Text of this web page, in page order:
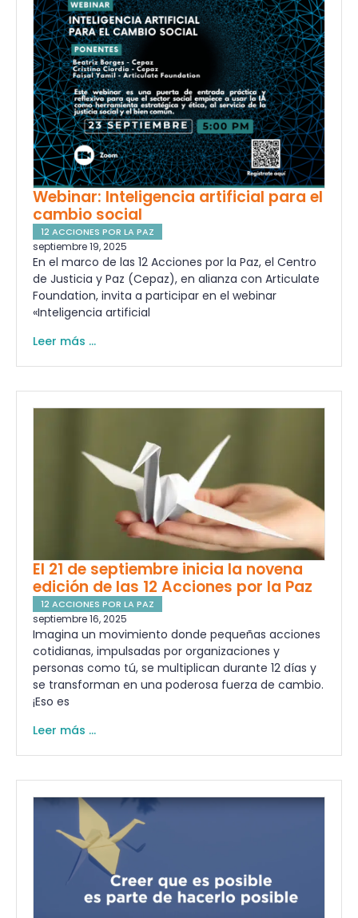
Webinar: Inteligencia artificial para el
cambio social
12 ACCIONES POR LA PAZ
septiembre 19, 2025
En el marco de las 12 Acciones por la Paz, el Centro
de Justicia y Paz (Cepaz), en alianza con Articulate
Foundation, invita a participar en el webinar
«Inteligencia artificial
Leer más ...
El 21 de septiembre inicia la novena
edición de las 12 Acciones por la Paz
12 ACCIONES POR LA PAZ
septiembre 16, 2025
Imagina un movimiento donde pequeñas acciones
cotidianas, impulsadas por organizaciones y
personas como tú, se multiplican durante 12 días y
se transforman en una poderosa fuerza de cambio.
¡Eso es
Leer más ...